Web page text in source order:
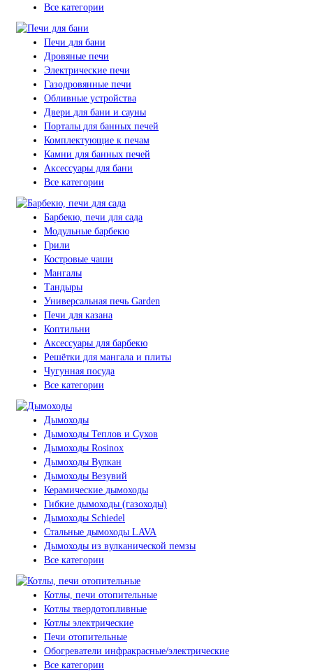
Все категории
Печи для бани
Дровяные печи
Электрические печи
Газодровянные печи
Обливные устройства
Двери для бани и сауны
Порталы для банных печей
Комплектующие к печам
Камни для банных печей
Аксессуары для бани
Все категории
Барбекю, печи для сада
Модульные барбекю
Грили
Костровые чаши
Мангалы
Тандыры
Универсальная печь Garden
Печи для казана
Коптильни
Аксессуары для барбекю
Решётки для мангала и плиты
Чугунная посуда
Все категории
Дымоходы
Дымоходы Теплов и Сухов
Дымоходы Rosinox
Дымоходы Вулкан
Дымоходы Везувий
Керамические дымоходы
Гибкие дымоходы (газоходы)
Дымоходы Schiedel
Стальные дымоходы LAVA
Дымоходы из вулканической пемзы
Все категории
Котлы, печи отопительные
Котлы твердотопливные
Котлы электрические
Печи отопительные
Обогреватели инфракрасные/электрические
Все категории